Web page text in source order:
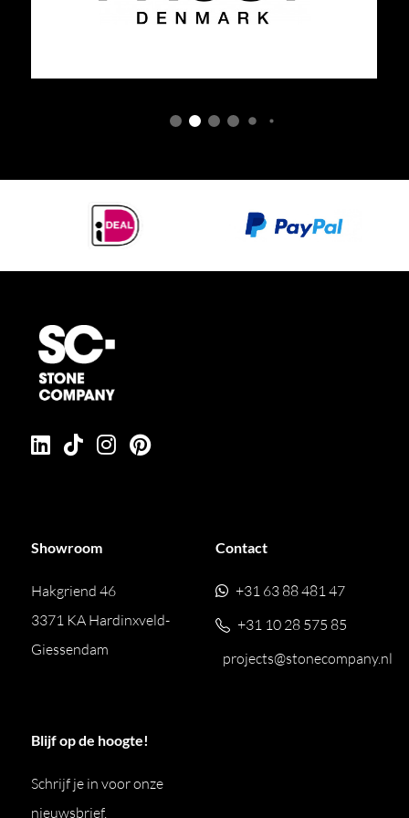
tint en uitstraling vooraf beoordeeld kunnen worden.
Linki produceert haar producten op bestelling. Dit
zorgvuldig alle specificaties, afmetingen, aansluitingen
en gekozen afwerking voordat u bestelt.De levertijd
Neem dan gerust contact op met onze klantenservice.
Niet het juiste Linki product gevonden? Of heeft u
handdouche maar kunt u het antwoord niet vinden?
showroom. Wij helpen u graag bij het samenstellen
toiletruimte. Afbeeldingen kunnen afwijken van het
product en dienen ter illustratie van mogelijke
uitvoeringen en afwerkingen.
Showroom
Hakgriend 46
3371 KA Hardinxveld-
Giessendam
Contact
+31 63 88 481 47
+31 10 28 575 85
projects@stonecompany.nl
Blijf op de hoogte!
Schrijf je in voor onze
nieuwsbrief.